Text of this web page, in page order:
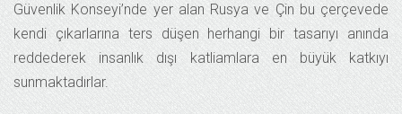
Güvenlik Konseyi’nde yer alan Rusya ve Çin bu çerçevede
kendi çıkarlarına ters düşen herhangi bir tasarıyı anında
reddederek insanlık dışı katliamlara en büyük katkıyı
sunmaktadırlar.